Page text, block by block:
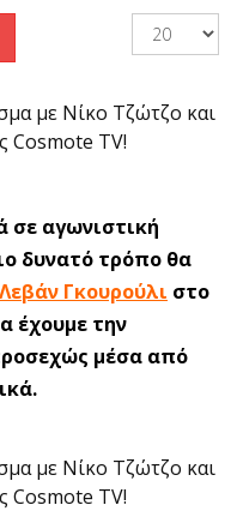
με Νίκο Τζώτζο και
Cosmote TV!
σε αγωνιστική
δυνατό τρόπο θα
Λεβάν Γκουρούλι στο
έχουμε την
μέσα από
με Νίκο Τζώτζο και
Cosmote TV!